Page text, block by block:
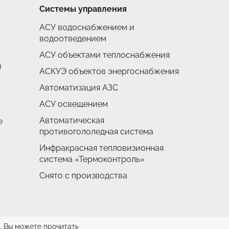
Системы управления
АСУ водоснабжением и
водоотведением
АСУ объектами теплоснабжения
АСКУЭ объектов энергоснабжения
Автоматизация АЗС
АСУ освещением
Автоматическая
противогололедная система
Инфракрасная тепловизионная
система «Термоконтроль»
Снято с производства
Вы можете прочитать